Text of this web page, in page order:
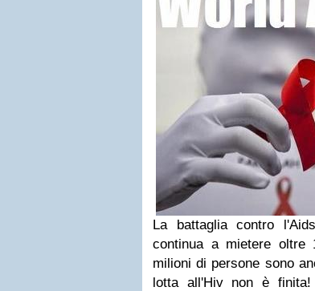
La battaglia contro
continua a mietere
milioni di persone sono
lotta all'Hiv non è